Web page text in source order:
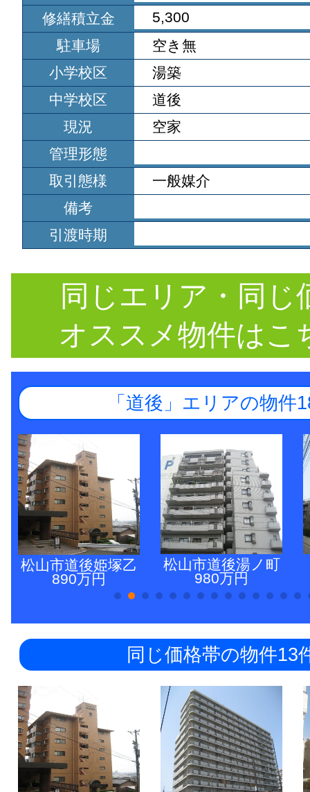
修繕積立金
5,300
駐車場
空き無
小学校区
湯築
中学校区
道後
現況
空家
管理形態
取引態様
一般媒介
備考
引渡時期
同じエリア・同じ
オススメ物件はこ
「道後」エリアの物件
松山市道後姫塚乙
890万円
松山市道後湯ノ町
980万円
同じ価格帯の物件13